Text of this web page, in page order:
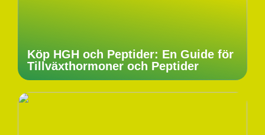
Köp HGH och Peptider: En Guide för
Tillväxthormoner och Peptider